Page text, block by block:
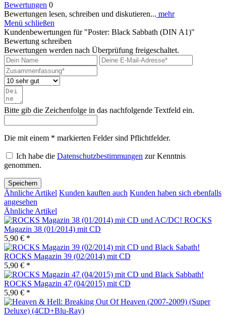
Bewertungen 0
Bewertungen lesen, schreiben und diskutieren... mehr
Menü schließen
Kundenbewertungen für "Poster: Black Sabbath (DIN A1)"
Bewertung schreiben
Bewertungen werden nach Überprüfung freigeschaltet.
Bitte gib die Zeichenfolge in das nachfolgende Textfeld ein.
Die mit einem * markierten Felder sind Pflichtfelder.
Ich habe die Datenschutzbestimmungen zur Kenntnis
genommen.
Speichern
Ähnliche Artikel Kunden kauften auch Kunden haben sich ebenfalls
angesehen
Ähnliche Artikel
ROCKS
Magazin 38 (01/2014) mit CD
5,90 € *
ROCKS Magazin 39 (02/2014) mit CD
5,90 € *
ROCKS Magazin 47 (04/2015) mit CD
5,90 € *